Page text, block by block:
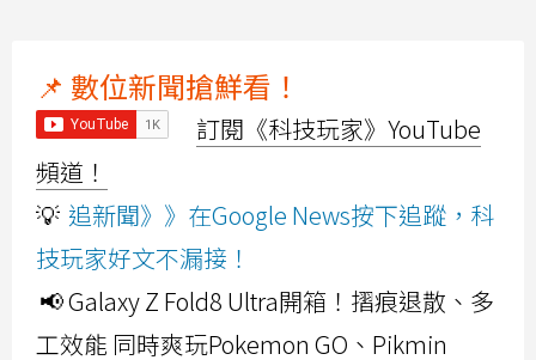
📌 數位新聞搶鮮看！
訂閱《科技玩家》YouTube
頻道！
💡 追新聞》》在Google News按下追蹤，科
技玩家好文不漏接！
📢 Galaxy Z Fold8 Ultra開箱！摺痕退散、多
工效能 同時爽玩Pokemon GO、Pikmin